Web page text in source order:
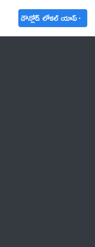
డౌన్లోడ్ లోకల్ యాప్